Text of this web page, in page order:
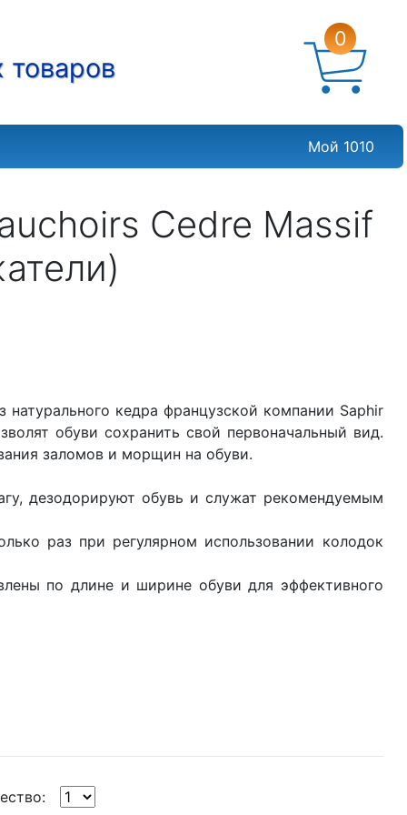
товаров
0
Мой 1010
Cedre Massif
кедра французской компании Saphir
обуви сохранить свой первоначальный вид.
заломов и морщин на обуви.
дезодорируют обувь и служат рекомендуемым
раз при регулярном использовании колодок
по длине и ширине обуви для эффективного